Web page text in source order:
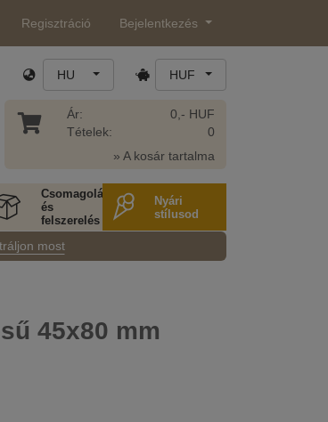
Regisztráció Bejelentkezés
HU HUF
Ár:
Tételek:
0,- HUF
0
» A kosár tartalma
Csomagolás
és
felszerelés
Nyári
stílusod
most
45x80 mm